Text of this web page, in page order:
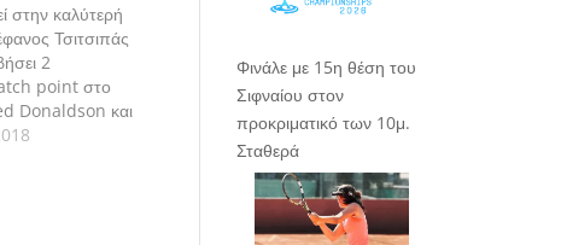
στην καλύτερή
Τσιτσιπάς
2
point στο
Donaldson και
για 2η
μήνα,
Φινάλε με 15η θέση του
Σιφναίου στον
προκριματικό των 10μ.
Σταθερά